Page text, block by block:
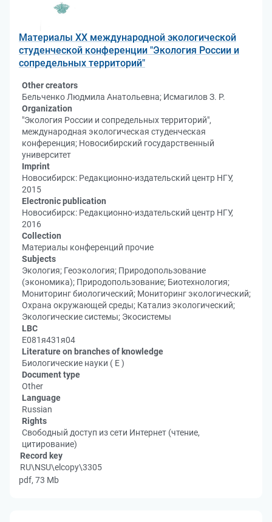
Материалы XX международной экологической
студенческой конференции "Экология России и
сопредельных территорий"
Other creators
Бельченко Людмила Анатольевна; Исмагилов З. Р.
Organization
"Экология России и сопредельных территорий",
международная экологическая студенческая
конференция; Новосибирский государственный
университет
Imprint
Новосибирск: Редакционно-издательский центр НГУ,
2015
Electronic publication
Новосибирск: Редакционно-издательский центр НГУ,
2016
Collection
Материалы конференций прочие
Subjects
Экология; Геоэкология; Природопользование
(экономика); Природопользование; Биотехнология;
Мониторинг биологический; Мониторинг экологический;
Охрана окружающей среды; Катализ экологический;
Экологические системы; Экосистемы
LBC
Е081я431я04
Literature on branches of knowledge
Биологические науки ( Е )
Document type
Other
Language
Russian
Rights
Свободный доступ из сети Интернет (чтение,
цитирование)
Record key
RU\NSU\elcopy\3305
pdf, 73 Mb